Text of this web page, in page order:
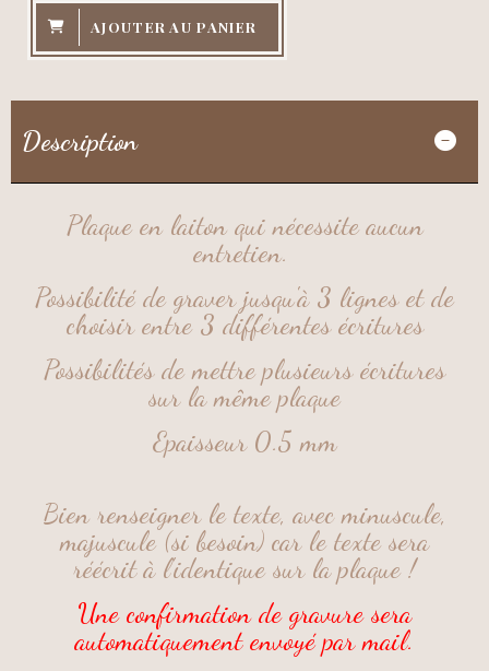
AJOUTER AU PANIER
Description
Plaque en laiton qui nécessite aucun
entretien.
Possibilité de graver jusqu'à 3 lignes et de
choisir entre 3 différentes écritures
Possibilités de mettre plusieurs écritures
sur la même plaque
Epaisseur 0.5 mm
Bien renseigner le texte, avec minuscule,
majuscule (si besoin) car le texte sera
réécrit à l'identique sur la plaque !
Une confirmation de gravure sera
automatiquement envoyé par mail.